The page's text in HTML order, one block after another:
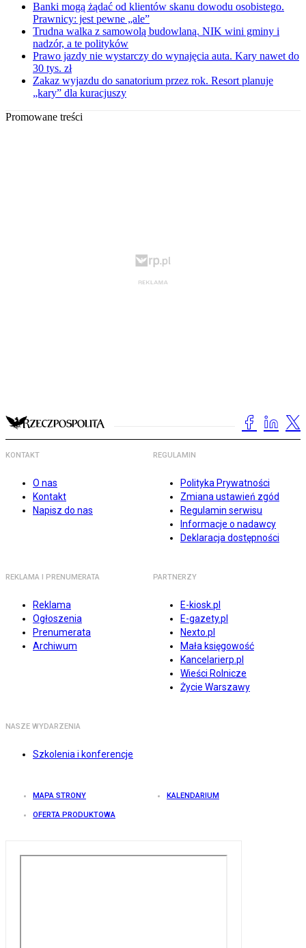
Banki mogą żądać od klientów skanu dowodu osobistego.
Prawnicy: jest pewne „ale”
Trudna walka z samowolą budowlaną. NIK wini gminy i
nadzór, a te polityków
Prawo jazdy nie wystarczy do wynajęcia auta. Kary nawet do
30 tys. zł
Zakaz wyjazdu do sanatorium przez rok. Resort planuje
„kary” dla kuracjuszy
Promowane treści
KONTAKT
O nas
Kontakt
Napisz do nas
REGULAMIN
Polityka Prywatności
Zmiana ustawień zgód
Regulamin serwisu
Informacje o nadawcy
Deklaracja dostępności
REKLAMA I PRENUMERATA
Reklama
Ogłoszenia
Prenumerata
Archiwum
PARTNERZY
E-kiosk.pl
E-gazety.pl
Nexto.pl
Mała księgowość
Kancelarierp.pl
Wieści Rolnicze
Życie Warszawy
NASZE WYDARZENIA
Szkolenia i konferencje
MAPA STRONY KALENDARIUM
OFERTA PRODUKTOWA